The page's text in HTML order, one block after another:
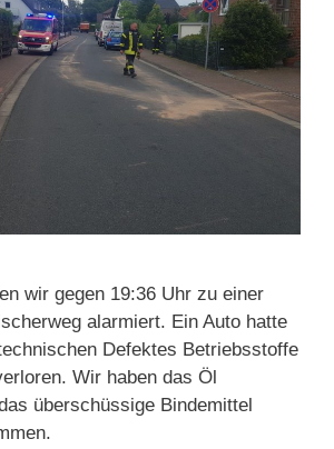
wir gegen 19:36 Uhr zu einer
alarmiert. Ein Auto hatte
Defektes Betriebsstoffe
Wir haben das Öl
überschüssige Bindemittel